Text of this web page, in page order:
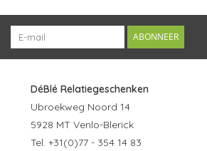
ABONNEER
DéBlé Relatiegeschenken
Ubroekweg Noord 14
5928 MT Venlo-Blerick
Tel. +31(0)77 - 354 14 83